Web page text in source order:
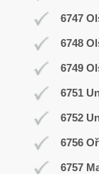
6747
6748
6749
6751
6752
6756
6757